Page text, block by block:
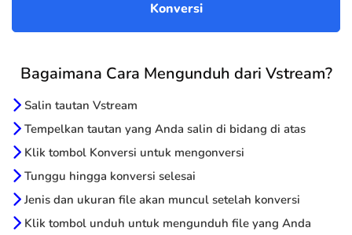
Bagaimana Cara Mengunduh dari Vstream?
Salin tautan Vstream
Tempelkan tautan yang Anda salin di bidang di atas
Klik tombol Konversi untuk mengonversi
Tunggu hingga konversi selesai
Jenis dan ukuran file akan muncul setelah konversi
Klik tombol unduh untuk mengunduh file yang Anda